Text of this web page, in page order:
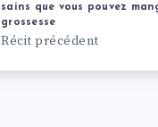
sains que vous pouvez
grossesse
Récit précédent